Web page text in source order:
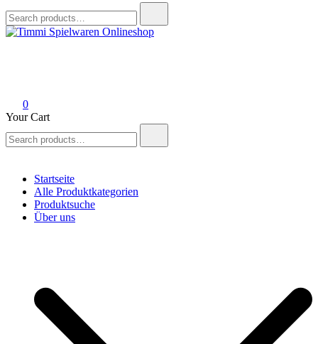
for:
0
Your Cart
for:
Startseite
Alle Produktkategorien
Produktsuche
Über uns